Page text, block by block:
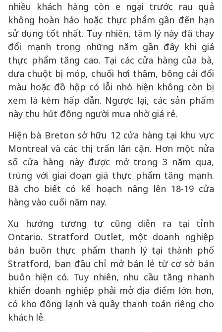
nhiều khách hàng còn e ngại trước rau quả
không hoàn hảo hoặc thực phẩm gần đến hạn
sử dụng tốt nhất. Tuy nhiên, tâm lý này đã thay
đổi mạnh trong những năm gần đây khi giá
thực phẩm tăng cao. Tại các cửa hàng của bà,
dưa chuột bị móp, chuối hơi thâm, bông cải đổi
màu hoặc đồ hộp có lỗi nhỏ hiện không còn bị
xem là kém hấp dẫn. Ngược lại, các sản phẩm
này thu hút đông người mua nhờ giá rẻ.
Hiện bà Breton sở hữu 12 cửa hàng tại khu vực
Montreal và các thị trấn lân cận. Hơn một nửa
số cửa hàng này được mở trong 3 năm qua,
trùng với giai đoạn giá thực phẩm tăng mạnh.
Bà cho biết có kế hoạch nâng lên 18-19 cửa
hàng vào cuối năm nay.
Xu hướng tương tự cũng diễn ra tại tỉnh
Ontario. Stratford Outlet, một doanh nghiệp
bán buôn thực phẩm thanh lý tại thành phố
Stratford, ban đầu chỉ mở bán lẻ từ cơ sở bán
buôn hiện có. Tuy nhiên, nhu cầu tăng nhanh
khiến doanh nghiệp phải mở địa điểm lớn hơn,
có kho đông lạnh và quầy thanh toán riêng cho
khách lẻ.